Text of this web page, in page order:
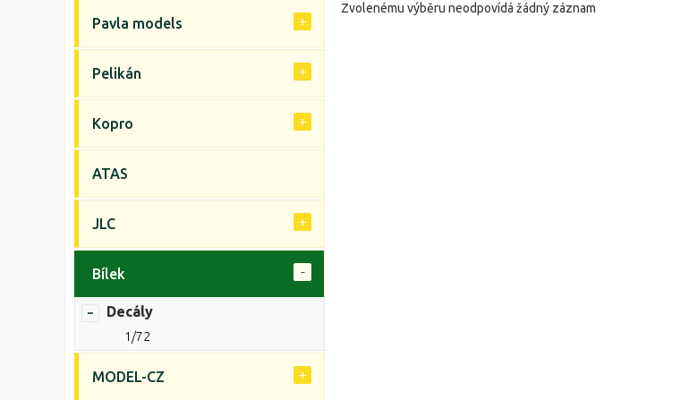
Zvolenému výběru neodpovídá žádný záznam
Pavla models
Pelikán
Kopro
ATAS
JLC
Bílek
Decály
1/72
MODEL-CZ